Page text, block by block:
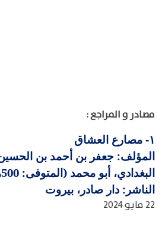
مصادر و المراجع :
١-
مصارع العشاق
المؤلف: جعفر بن أحمد بن
البغدادي، أبو محمد (المتوفى: 500هـ)
الناشر: دار صادر، بيروت
22 مايو 2024